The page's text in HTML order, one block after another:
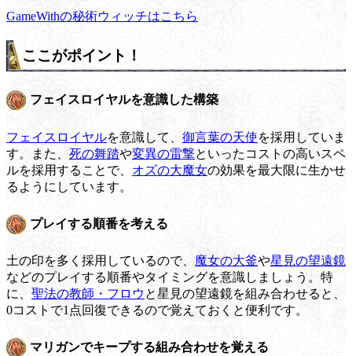
GameWithの秘術ウィッチはこちら
ここがポイント！
フェイスロイヤルを意識した構築
フェイスロイヤルを意識して、 御言葉の天使を採用していま
す。また、 死の舞踏や変異の雷撃といったコストの高いスペ
ルを採用することで、 オズの大魔女の効果を最大限に生かせ
るようにしています。
プレイする順番を考える
土の印を多く採用しているので、 魔女の大釜や星見の望遠鏡
などのプレイする順番やタイミングを意識しましょう。特
に、 聖法の教師・フロウ と星見の望遠鏡を組み合わせると、
0コストで1点回復できるので覚えておくと便利です。
マリガンでキープする組み合わせを覚える